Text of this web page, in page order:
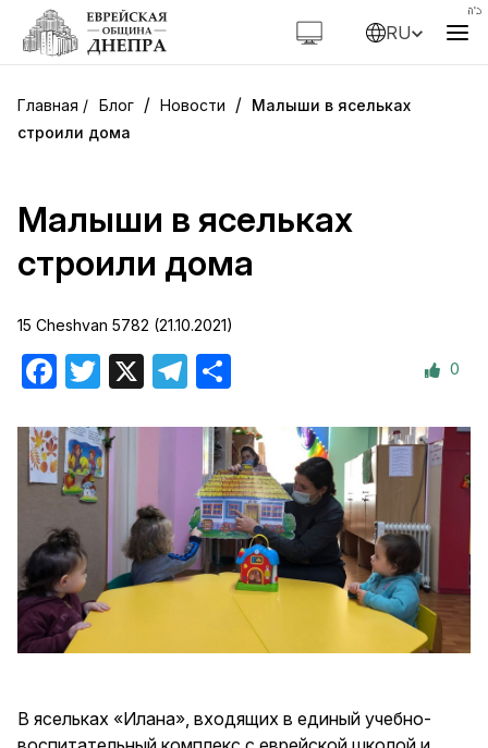
RU
Блог / Новости / Малыши в ясельках
строили дома
Малыши в ясельках
строили дома
15 Cheshvan 5782 (21.10.2021)
Facebook
Twitter Telegram 0
В ясельках «Илана», входящих в единый учебно-